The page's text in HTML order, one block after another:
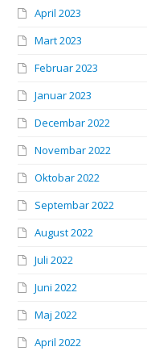
April 2023
Mart 2023
Februar 2023
Januar 2023
Decembar 2022
Novembar 2022
Oktobar 2022
Septembar 2022
August 2022
Juli 2022
Juni 2022
Maj 2022
April 2022